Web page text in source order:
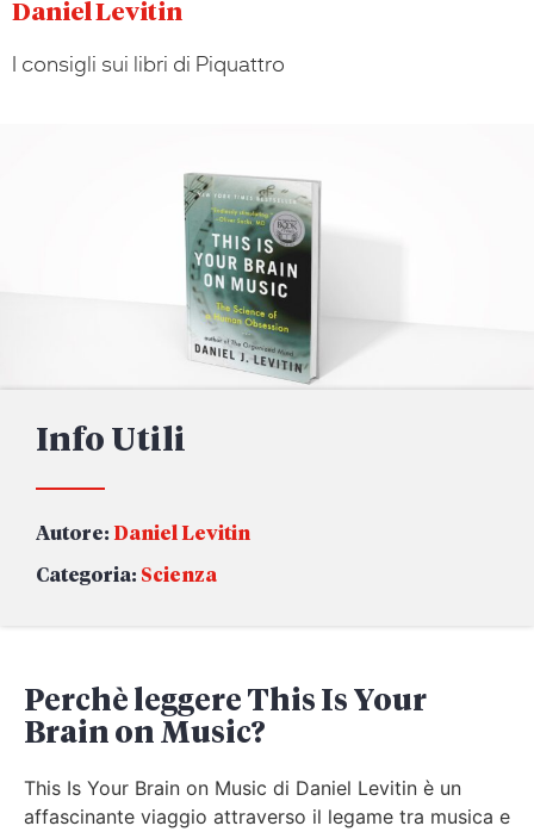
Daniel Levitin
I consigli sui libri di Piquattro
Info Utili
Autore: Daniel Levitin
Categoria: Scienza
Perchè leggere This Is Your
Brain on Music?
This Is Your Brain on Music di Daniel Levitin è un
affascinante viaggio attraverso il legame tra musica e